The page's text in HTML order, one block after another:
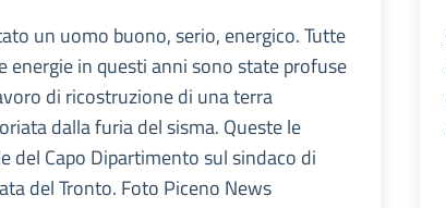
un uomo buono, serio, energico. Tutte
energie in questi anni sono state profuse
di ricostruzione di una terra
dalla furia del sisma. Queste le
del Capo Dipartimento sul sindaco di
del Tronto. Foto Piceno News